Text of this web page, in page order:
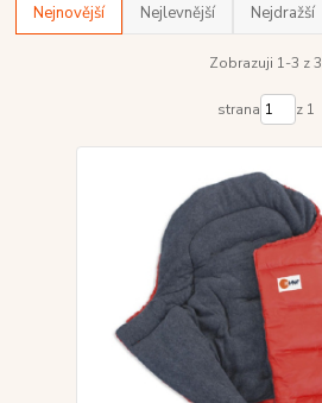
Nejnovější Nejlevnější Nejdražší
Zobrazuji 1-3 z 3
strana z 1